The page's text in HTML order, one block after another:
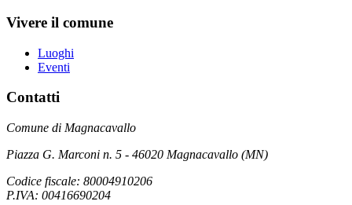
Vivere il comune
Luoghi
Eventi
Contatti
Comune di Magnacavallo
Piazza G. Marconi n. 5 - 46020 Magnacavallo (MN)
Codice fiscale: 80004910206
P.IVA: 00416690204